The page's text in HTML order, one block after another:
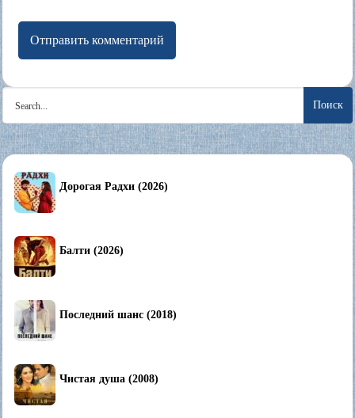
for:
Дорогая Радхи (2026)
Балти (2026)
Последний шанс (2018)
Чистая душа (2008)